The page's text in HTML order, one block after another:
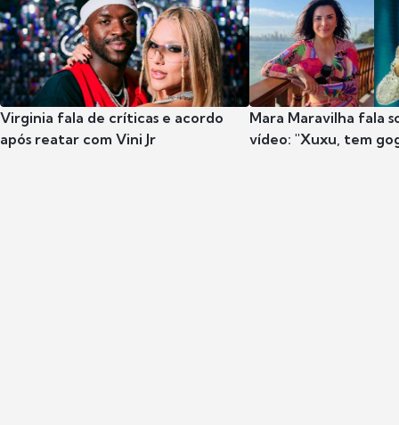
Virginia fala de críticas e acordo
após reatar com Vini Jr
Mara Maravilha fala
vídeo: "Xuxu, tem